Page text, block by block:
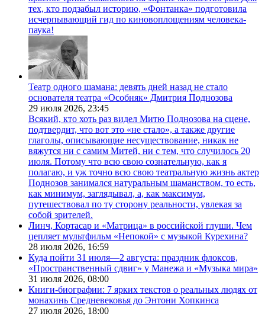
тех, кто подзабыл историю, «Фонтанка» подготовила
исчерпывающий гид по киновоплощениям человека-
паука!
Театр одного шамана: девять дней назад не стало
основателя театра «Особняк» Дмитрия Поднозова
29 июля 2026, 23:45
Всякий, кто хоть раз видел Митю Поднозова на сцене,
подтвердит, что вот это «не стало», а также другие
глаголы, описывающие несуществование, никак не
вяжутся ни с самим Митей, ни с тем, что случилось 20
июля. Потому что всю свою сознательную, как я
полагаю, и уж точно всю свою театральную жизнь актер
Поднозов занимался натуральным шаманством, то есть,
как минимум, заглядывал, а, как максимум,
путешествовал по ту сторону реальности, увлекая за
собой зрителей.
Линч, Кортасар и «Матрица» в российской глуши. Чем
цепляет мультфильм «Непокой» с музыкой Курехина?
28 июля 2026, 16:59
Куда пойти 31 июля—2 августа: праздник флоксов,
«Пространственный сдвиг» у Манежа и «Музыка мира»
31 июля 2026, 08:00
Книги-биографии: 7 ярких текстов о реальных людях от
монахинь Средневековья до Энтони Хопкинса
27 июля 2026, 18:00